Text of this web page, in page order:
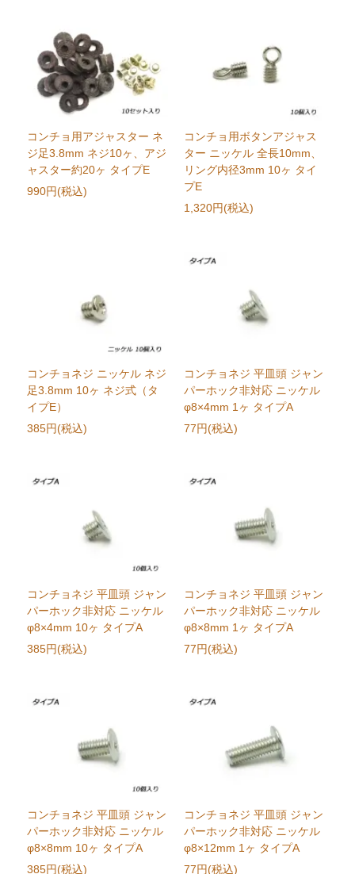
コンチョ用アジャスター ネ
ジ足3.8mm ネジ10ヶ、アジ
ャスター約20ヶ タイプE
990円(税込)
コンチョ用ボタンアジャス
ター ニッケル 全長10mm、
リング内径3mm 10ヶ タイ
プE
1,320円(税込)
コンチョネジ ニッケル ネジ
足3.8mm 10ヶ ネジ式（タ
イプE）
385円(税込)
コンチョネジ 平皿頭 ジャン
パーホック非対応 ニッケル
φ8×4mm 1ヶ タイプA
77円(税込)
コンチョネジ 平皿頭 ジャン
パーホック非対応 ニッケル
φ8×4mm 10ヶ タイプA
385円(税込)
コンチョネジ 平皿頭 ジャン
パーホック非対応 ニッケル
φ8×8mm 1ヶ タイプA
77円(税込)
コンチョネジ 平皿頭 ジャン
パーホック非対応 ニッケル
φ8×8mm 10ヶ タイプA
385円(税込)
コンチョネジ 平皿頭 ジャン
パーホック非対応 ニッケル
φ8×12mm 1ヶ タイプA
77円(税込)